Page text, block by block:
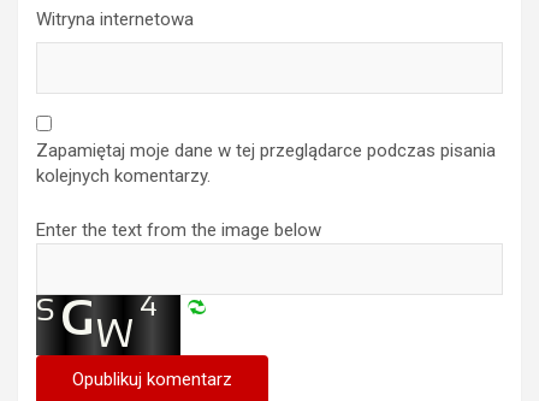
Witryna internetowa
Zapamiętaj moje dane w tej przeglądarce podczas pisania
kolejnych komentarzy.
Enter the text from the image below